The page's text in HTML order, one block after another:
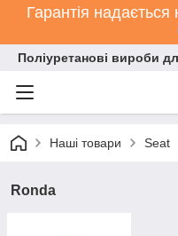
Гарантія надається
Поліуретанові вироби
Наші товари Seat
Ronda